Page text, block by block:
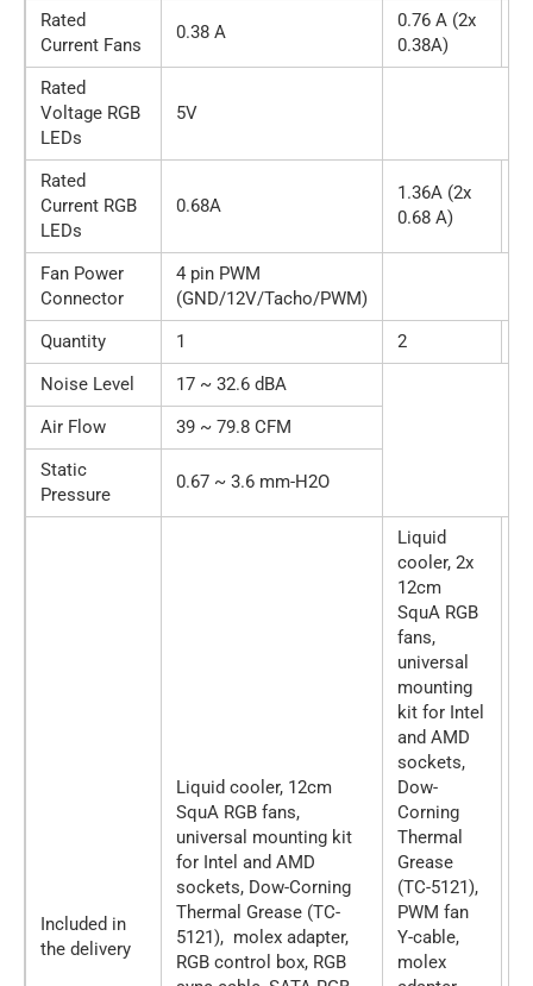
Rated
Current Fans
0.38 A
0.76 A (2x
0.38A)
Rated
Voltage RGB
LEDs
5V
Rated
Current RGB
LEDs
0.68A
1.36A (2x
0.68 A)
Fan Power
Connector
4 pin PWM
(GND/12V/Tacho/PWM)
Quantity
1 2
Noise Level
17 ~ 32.6 dBA
Air Flow
39 ~ 79.8 CFM
Static
Pressure
0.67 ~ 3.6 mm-H2O
Included in
the delivery
Liquid cooler, 12cm
SquA RGB fans,
universal mounting kit
for Intel and AMD
sockets, Dow-Corning
Thermal Grease (TC-
5121), molex adapter,
RGB control box, RGB
Liquid
cooler, 2x
12cm
SquA RGB
fans,
universal
mounting
kit for Intel
and AMD
sockets,
Dow-
Corning
Thermal
Grease
(TC-5121),
PWM fan
Y-cable,
molex